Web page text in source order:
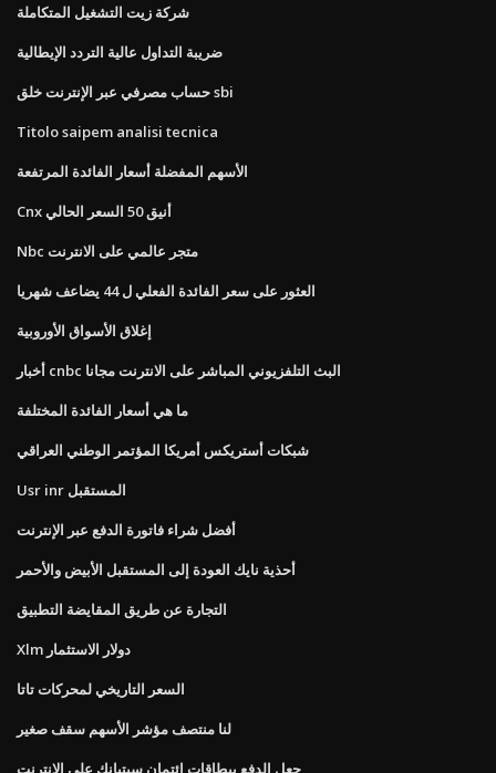
شركة زيت التشغيل المتكاملة
ضريبة التداول عالية التردد الإيطالية
حساب مصرفي عبر الإنترنت خلق sbi
Titolo saipem analisi tecnica
الأسهم المفضلة أسعار الفائدة المرتفعة
Cnx أنيق 50 السعر الحالي
Nbc متجر عالمي على الانترنت
العثور على سعر الفائدة الفعلي ل 44 يضاعف شهريا
إغلاق الأسواق الأوروبية
أخبار cnbc البث التلفزيوني المباشر على الانترنت مجانا
ما هي أسعار الفائدة المختلفة
شبكات أستريكس أمريكا المؤتمر الوطني العراقي
Usr inr المستقبل
أفضل شراء فاتورة الدفع عبر الإنترنت
أحذية نايك العودة إلى المستقبل الأبيض والأحمر
التجارة عن طريق المقايضة التطبيق
Xlm دولار الاستثمار
السعر التاريخي لمحركات تاتا
لنا منتصف مؤشر الأسهم سقف صغير
جعل الدفع ببطاقات ائتمان سيتبانك على الانترنت